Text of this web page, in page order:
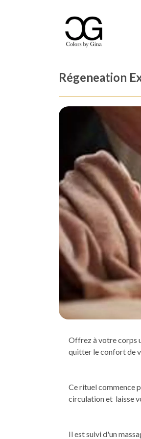
Régeneation
Offrez à votre corps
quitter le confort de
Ce rituel commence
circulation et laisse
Il est suivi d'un